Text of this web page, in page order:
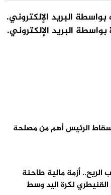
البريد الإلكتروني.
البريد الإلكتروني.
الرئيس أهم من مصلحة
أزمة مالية طاحنة
القنيطري لكرة اليد وسط